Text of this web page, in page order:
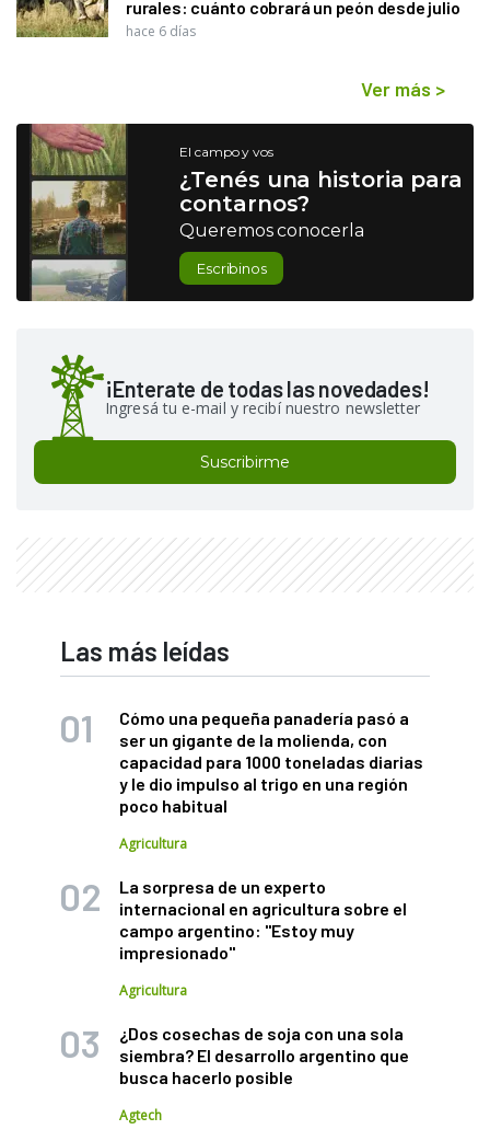
rurales: cuánto cobrará un peón desde julio
hace 6 días
Ver más >
El campo y vos
¿Tenés una historia para
contarnos?
Queremos conocerla
Escribinos
¡Enterate de todas las novedades!
Ingresá tu e-mail y recibí nuestro newsletter
Suscribirme
Las más leídas
Cómo una pequeña panadería pasó a
ser un gigante de la molienda, con
capacidad para 1000 toneladas diarias
y le dio impulso al trigo en una región
poco habitual
Agricultura
La sorpresa de un experto
internacional en agricultura sobre el
campo argentino: "Estoy muy
impresionado"
Agricultura
¿Dos cosechas de soja con una sola
siembra? El desarrollo argentino que
busca hacerlo posible
Agtech